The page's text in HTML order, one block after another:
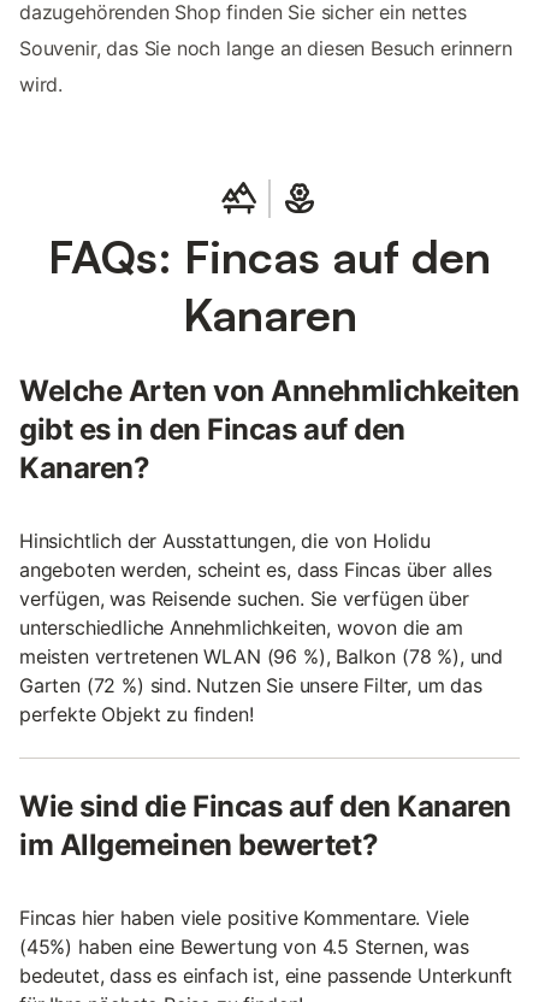
dazugehörenden Shop finden Sie sicher ein nettes
Souvenir, das Sie noch lange an diesen Besuch erinnern
wird.
FAQs: Fincas auf den
Kanaren
Welche Arten von Annehmlichkeiten
gibt es in den Fincas auf den
Kanaren?
Hinsichtlich der Ausstattungen, die von Holidu
angeboten werden, scheint es, dass Fincas über alles
verfügen, was Reisende suchen. Sie verfügen über
unterschiedliche Annehmlichkeiten, wovon die am
meisten vertretenen WLAN (96 %), Balkon (78 %), und
Garten (72 %) sind. Nutzen Sie unsere Filter, um das
perfekte Objekt zu finden!
Wie sind die Fincas auf den Kanaren
im Allgemeinen bewertet?
Fincas hier haben viele positive Kommentare. Viele
(45%) haben eine Bewertung von 4.5 Sternen, was
bedeutet, dass es einfach ist, eine passende Unterkunft